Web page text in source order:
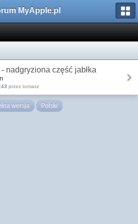
MyApple.pl
nadgryziona część jabłka
przez tomasz
wersja Polski